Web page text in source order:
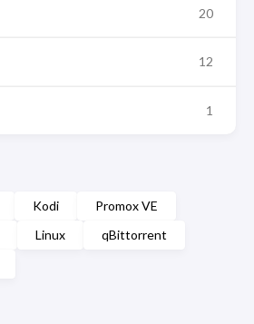
20
12
1
Kodi
Promox VE
Linux
qBittorrent